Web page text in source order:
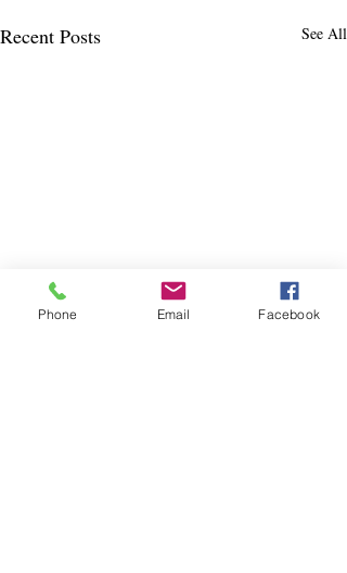
Recent Posts See All
Phone Email Facebook